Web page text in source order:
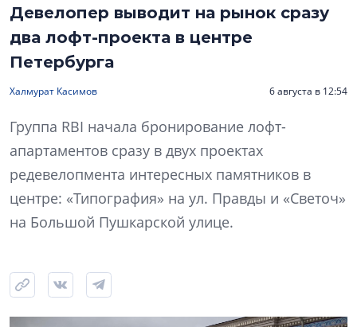
Девелопер выводит на рынок сразу
два лофт-проекта в центре
Петербурга
Халмурат Касимов 6 августа в 12:54
Группа RBI начала бронирование лофт-
апартаментов сразу в двух проектах
редевелопмента интересных памятников в
центре: «Типография» на ул. Правды и «Светоч»
на Большой Пушкарской улице.